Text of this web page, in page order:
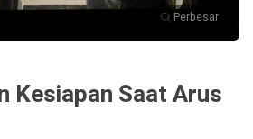
Perbesar
Kesiapan Saat Arus